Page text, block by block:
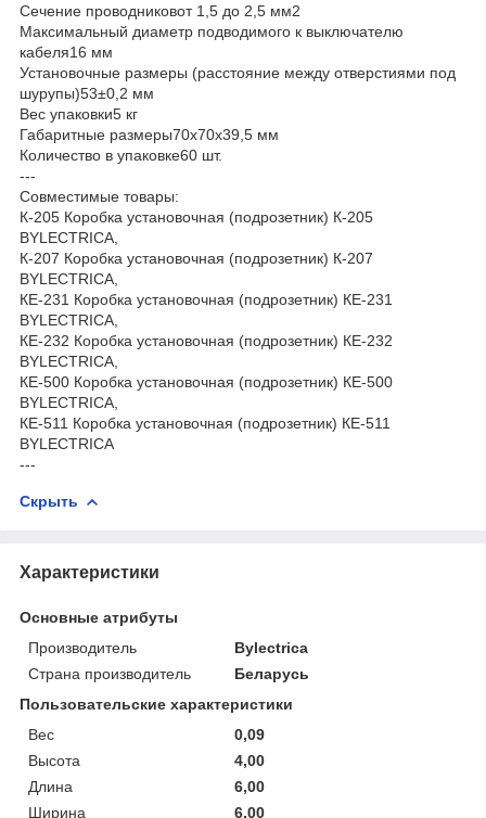
Сечение проводниковот 1,5 до 2,5 мм2
Максимальный диаметр подводимого к выключателю
кабеля16 мм
Установочные размеры (расстояние между отверстиями под
шурупы)53±0,2 мм
Вес упаковки5 кг
Габаритные размеры70х70х39,5 мм
Количество в упаковке60 шт.
---
Совместимые товары:
К-205 Коробка установочная (подрозетник) К-205
BYLECTRICA,
К-207 Коробка установочная (подрозетник) К-207
BYLECTRICA,
КЕ-231 Коробка установочная (подрозетник) КЕ-231
BYLECTRICA,
КЕ-232 Коробка установочная (подрозетник) КЕ-232
BYLECTRICA,
КЕ-500 Коробка установочная (подрозетник) КЕ-500
BYLECTRICA,
КЕ-511 Коробка установочная (подрозетник) КЕ-511
BYLECTRICA
---
Скрыть
Характеристики
Основные атрибуты
Производитель
Bylectrica
Страна производитель
Беларусь
Пользовательские характеристики
Вес
0,09
Высота
4,00
Длина
6,00
Ширина
6,00